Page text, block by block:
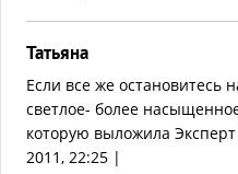
Татьяна
Если все же остановитесь
светлое- более
которую выложила
2011, 22:25 |